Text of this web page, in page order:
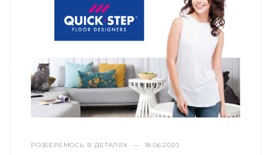
РОЗБЕРЕМОСЬ В ДЕТАЛЯХ — 18.06.2020